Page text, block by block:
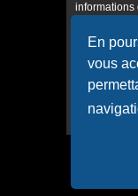
En
vous
informations
que ces
tierce partie
Forum
pourront